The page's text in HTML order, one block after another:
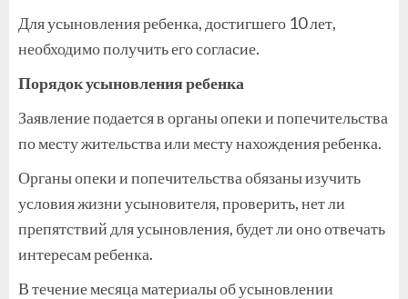
Для усыновления ребенка, достигшего 10 лет,
необходимо получить его согласие.
Порядок усыновления ребенка
Заявление подается в органы опеки и попечительства
по месту жительства или месту нахождения ребенка.
Органы опеки и попечительства обязаны изучить
условия жизни усыновителя, проверить, нет ли
препятствий для усыновления, будет ли оно отвечать
интересам ребенка.
В течение месяца материалы об усыновлении